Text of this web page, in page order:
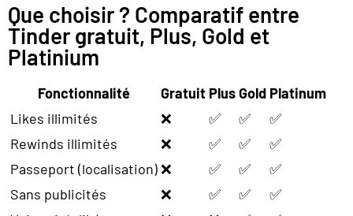
Que choisir ? Comparatif entre
Tinder gratuit, Plus, Gold et
Platinium
Fonctionnalité Gratuit PlusGold Platinum
Likes illimités
❌ ✅ ✅
✅
Rewinds illimités
❌ ✅ ✅
✅
Passeport (localisation)❌ ✅ ✅
✅
Sans publicités
❌ ✅ ✅
✅